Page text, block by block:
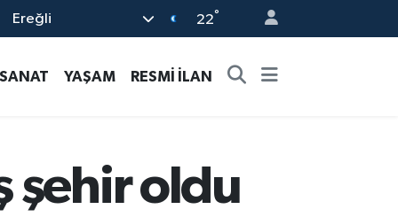
Ereğli 22°
YAŞAM RESMİ İLAN
şehir oldu